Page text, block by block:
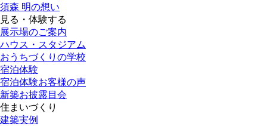
須森 明の想い
見る・体験する
展示場のご案内
ハウス・スタジアム
おうちづくりの学校
宿泊体験
宿泊体験お客様の声
新築お披露目会
住まいづくり
建築実例